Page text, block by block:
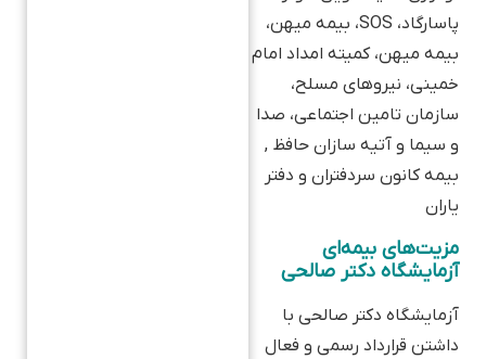
پاسارگاد، SOS، بیمه میهن،
بیمه میهن، کمیته امداد امام
خمینی، نیروهای مسلح،
سازمان تامین اجتماعی، صدا
و سیما و آتیه سازان حافظ ,
بیمه کانون سردفتران و دفتر
یاران
مزیت‌های بیمه‌ای
آزمایشگاه دکتر صالحی
آزمایشگاه دکتر صالحی با
داشتن قرارداد رسمی و فعال